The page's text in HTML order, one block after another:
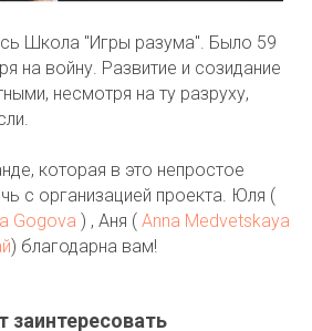
Школа "Игры разума". Было 59
на войну. Развитие и созидание
несмотря на ту разруху,
которая в это непростое
с организацией проекта. Юля (
Gogova ) , Аня ( Anna Medvetskaya
) благодарна вам!